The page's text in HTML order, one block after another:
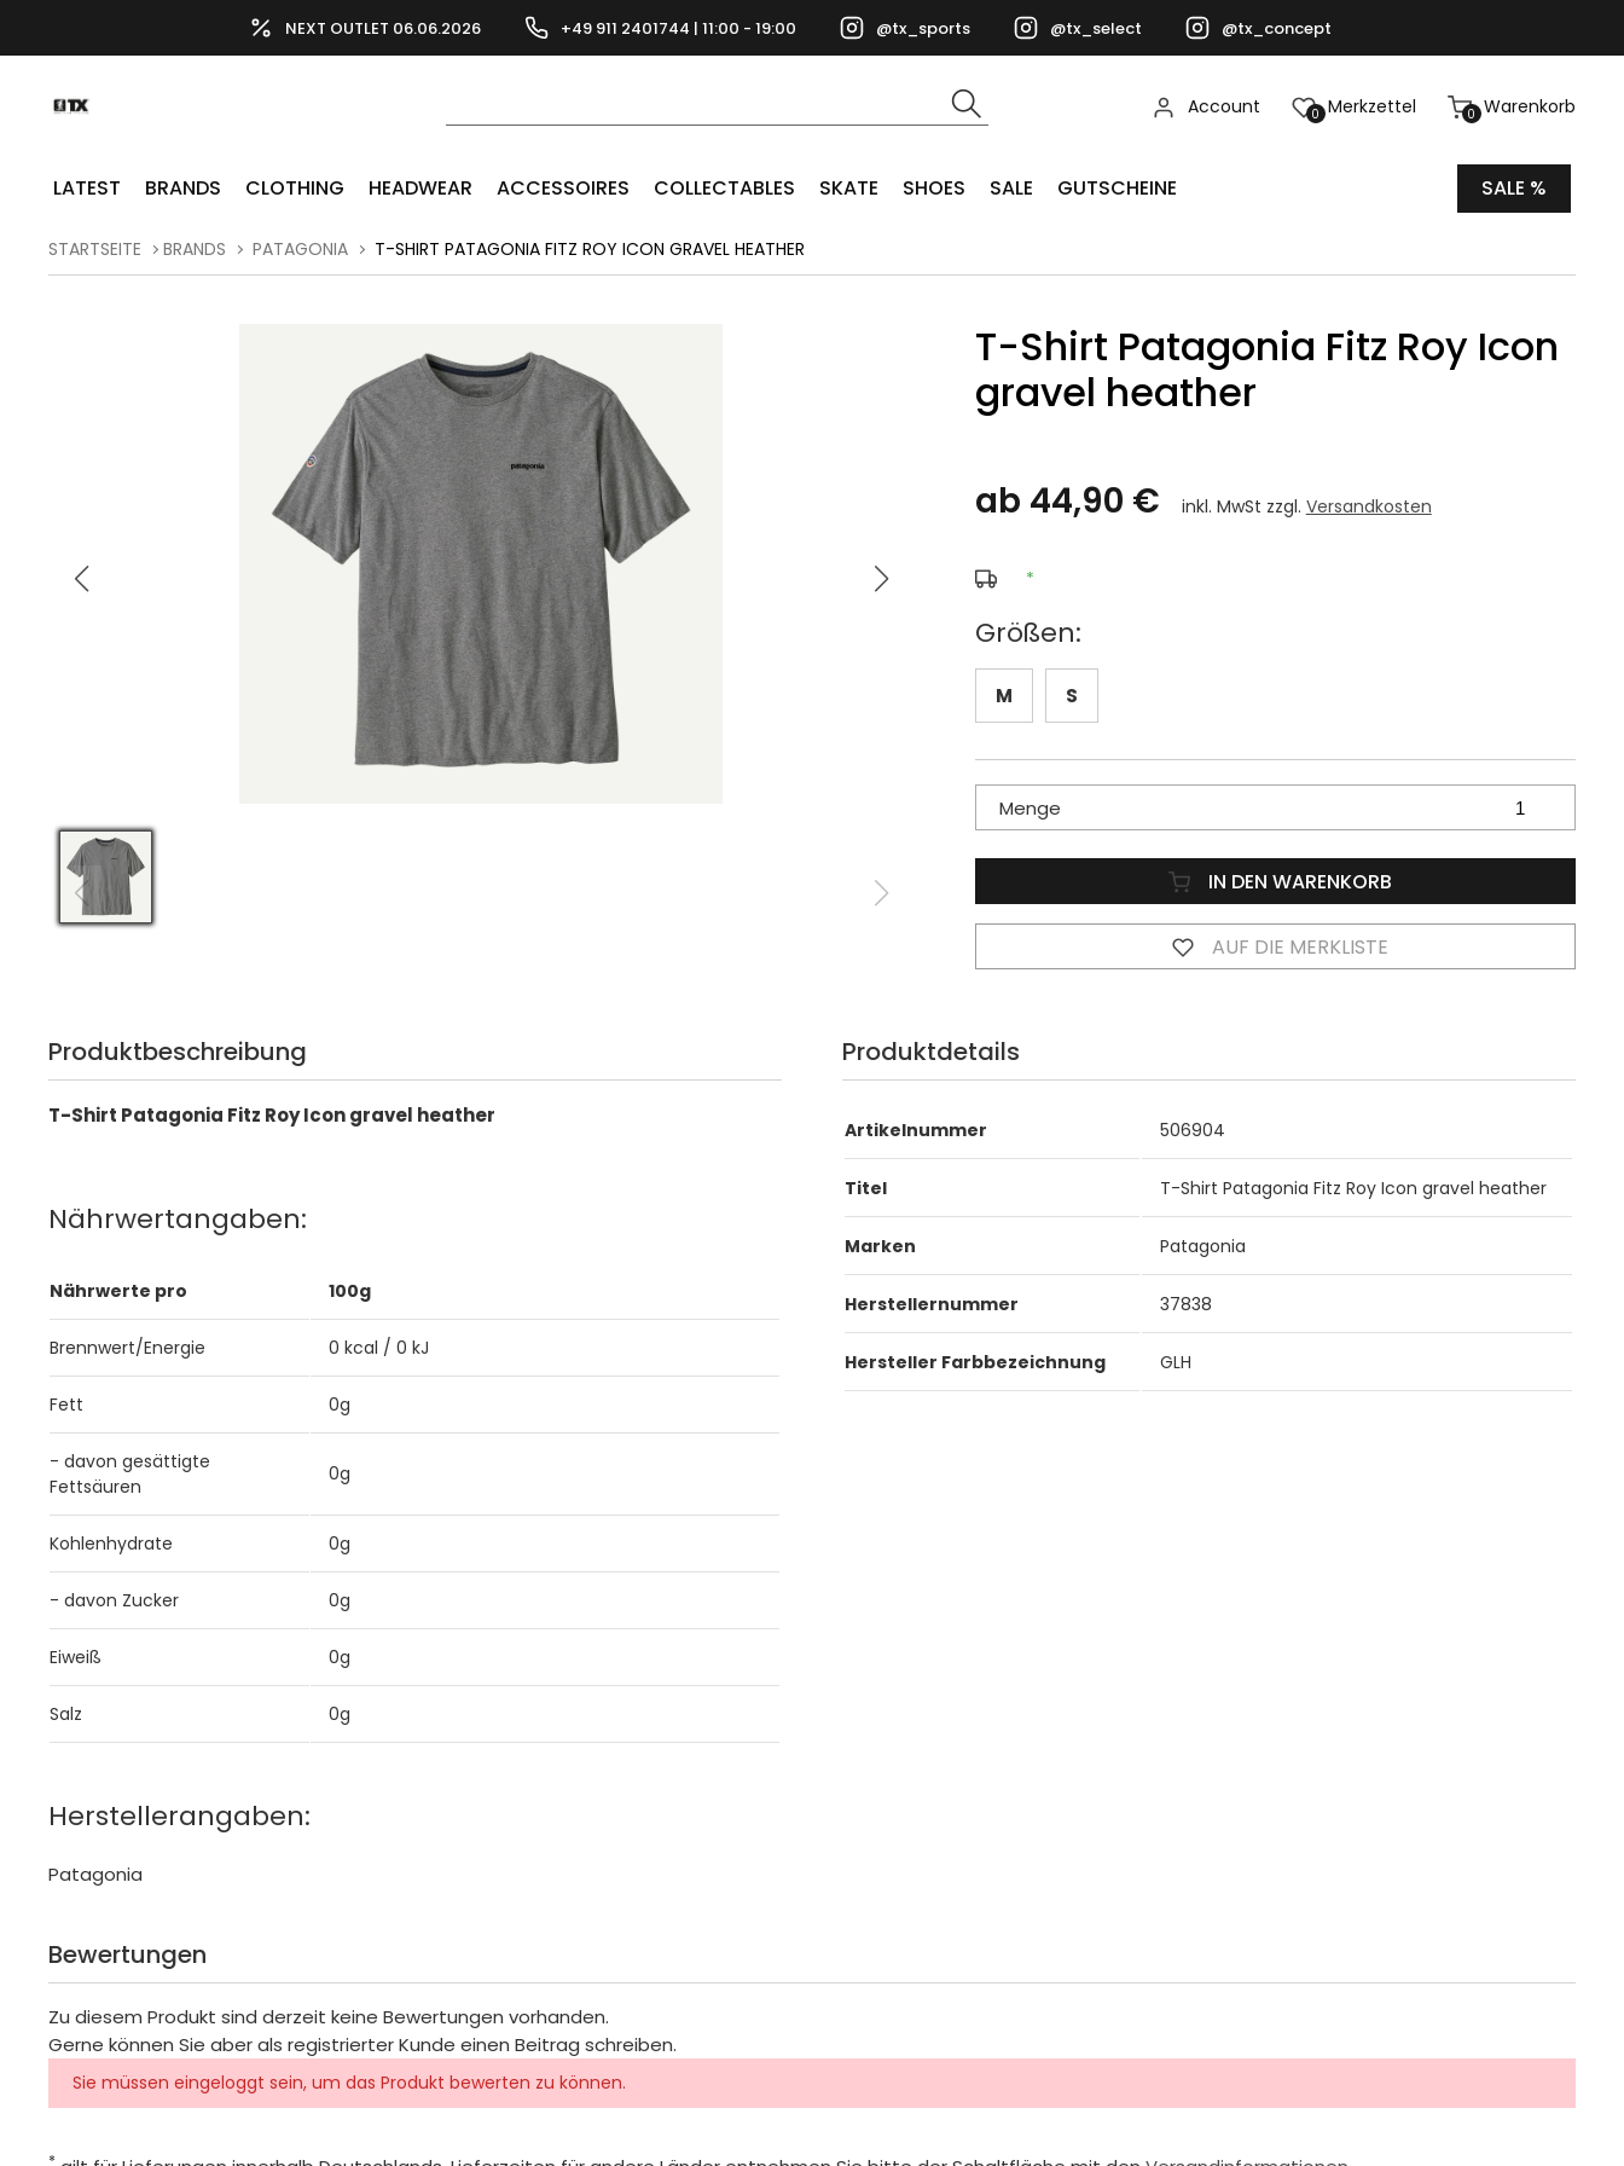
NEXT OUTLET 06.06.2026 +49 911 2401744 | 11:00 - 19:00 @tx_sports @tx_select @tx_concept
0 Warenkorb
0 Merkzettel
Account
LATEST BRANDS CLOTHING HEADWEAR ACCESSOIRES COLLECTABLES SKATE SHOES SALE GUTSCHEINE SALE %
STARTSEITE BRANDS PATAGONIA T-SHIRT PATAGONIA FITZ ROY ICON GRAVEL HEATHER
T-Shirt Patagonia Fitz Roy Icon
gravel heather
ab 44,90 € inkl. MwSt zzgl. Versandkosten
*
Größen:
M S
Menge
IN DEN WARENKORB
AUF DIE MERKLISTE
Produktbeschreibung
T-Shirt Patagonia Fitz Roy Icon gravel heather
Nährwertangaben:
Nährwerte pro 100g
Brennwert/Energie 0 kcal / 0 kJ
Fett 0g
- davon gesättigte
Fettsäuren
0g
Kohlenhydrate 0g
- davon Zucker 0g
Eiweiß 0g
Salz 0g
Herstellerangaben:
Patagonia
Produktdetails
Artikelnummer 506904
Titel T-Shirt Patagonia Fitz Roy Icon gravel heather
Marken Patagonia
Herstellernummer 37838
Hersteller Farbbezeichnung GLH
Bewertungen
Zu diesem Produkt sind derzeit keine Bewertungen vorhanden.
Gerne können Sie aber als registrierter Kunde einen Beitrag schreiben.
Sie müssen eingeloggt sein, um das Produkt bewerten zu können.
*